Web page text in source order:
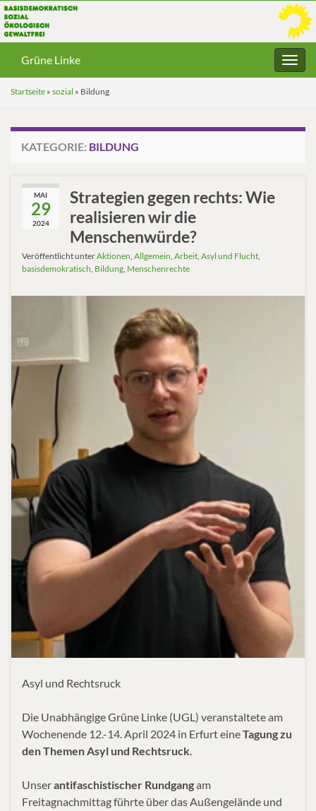
Grüne Linke
Startseite » sozial » Bildung
KATEGORIE: BILDUNG
MAI
29
2024
Strategien gegen rechts: Wie
realisieren wir die
Menschenwürde?
Veröffentlicht unterAktionen Allgemein Arbeit Asyl und Flucht
basisdemokratisch Bildung Menschenrechte
Asyl und Rechtsruck
Die Unabhängige Grüne Linke (UGL) veranstaltete am
Wochenende 12.-14. April 2024 in Erfurt eineTagung zu
den Themen Asyl und Rechtsruck.
Unserantifaschistischer Rundgangam
Freitagnachmittag führte über das Außengelände und